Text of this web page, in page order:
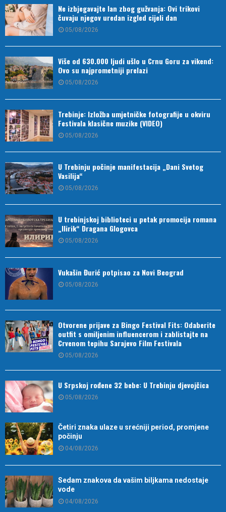
Ne izbjegavajte lan zbog gužvanja: Ovi trikovi
čuvaju njegov uredan izgled cijeli dan
05/08/2026
Više od 630.000 ljudi ušlo u Crnu Goru za vikend:
Ovo su najprometniji prelazi
05/08/2026
Trebinje: Izložba umjetničke fotografije u okviru
Festivala klasične muzike (VIDEO)
05/08/2026
U Trebinju počinje manifestacija „Dani Svetog
Vasilija“
05/08/2026
U trebinjskoj biblioteci u petak promocija romana
„Ilirik“ Dragana Glogovca
05/08/2026
Vukašin Đurić potpisao za Novi Beograd
05/08/2026
Otvorene prijave za Bingo Festival Fits: Odaberite
outfit s omiljenim influencerom i zablistajte na
Crvenom tepihu Sarajevo Film Festivala
05/08/2026
U Srpskoj rođene 32 bebe: U Trebinju djevojčica
05/08/2026
Četiri znaka ulaze u srećniji period, promjene
počinju
04/08/2026
Sedam znakova da vašim biljkama nedostaje
vode
04/08/2026